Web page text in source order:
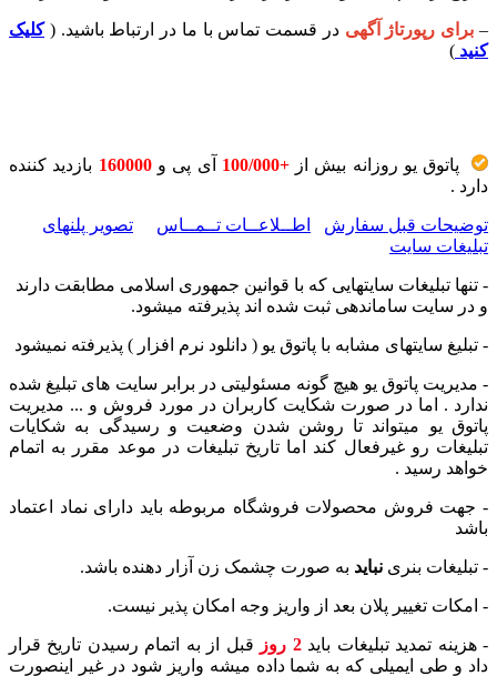
– برای رپورتاژ آگهی در قسمت تماس با ما در ارتباط باشید. (کلیک
کنید )
پاتوق یو روزانه بیش از+100/000 آی پی و160000 بازدید کننده
دارد .
توضیحات قبل سفارش اطــلاعــات تــمــاس
تصویر پلنهای
تبلیغات سایت
- تنها تبلیغات سایتهایی که با قوانین جمهوری اسلامی مطابقت دارند
و در سایت ساماندهی ثبت شده اند پذیرفته میشود.
- تبلیغ سایتهای مشابه با پاتوق یو ( دانلود نرم افزار ) پذیرفته نمیشود
- مدیریت پاتوق یو هیچ گونه مسئولیتی در برابر سایت های تبلیغ شده
ندارد . اما در صورت شکایت کاربران در مورد فروش و ... مدیریت
پاتوق یو میتواند تا روشن شدن وضعیت و رسیدگی به شکایات
تبلیغات رو غیرفعال کند اما تاریخ تبلیغات در موعد مقرر به اتمام
خواهد رسید .
- جهت فروش محصولات فروشگاه مربوطه باید دارای نماد اعتماد
باشد
- تبلیغات بنری نباید به صورت چشمک زن آزار دهنده باشد.
- امکات تغییر پلان بعد از واریز وجه امکان پذیر نیست.
- هزینه تمدید تبلیغات باید2 روز
قبل از به اتمام رسیدن تاریخ قرار
داد و طی ایمیلی که به شما داده میشه واریز شود در غیر اینصورت